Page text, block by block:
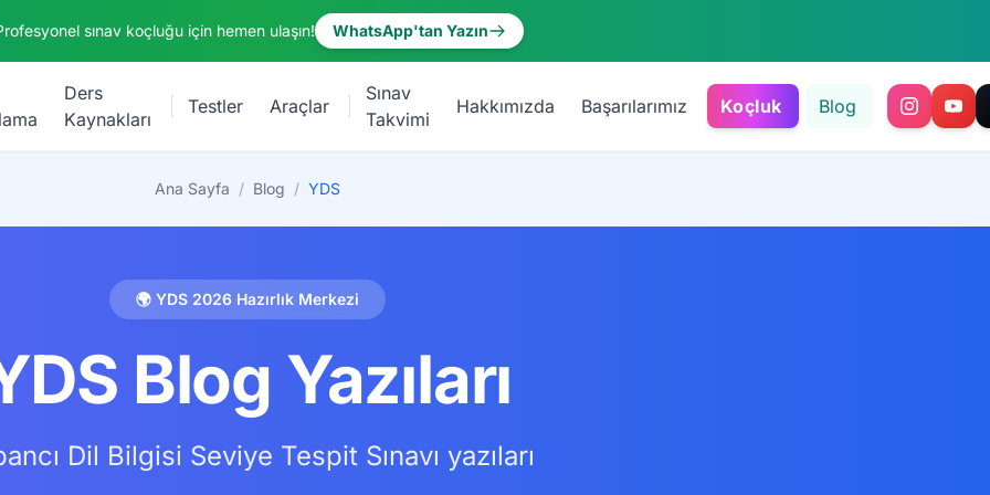
sınav koçluğu için hemen ulaşın! WhatsApp'tan Yazın
Ders
Kaynakları
Testler Araçlar
Sınav
Takvimi
Hakkımızda Başarılarımız Koçluk Blog
Ana Sayfa / Blog / YDS
🌍 YDS 2026 Hazırlık Merkezi
Blog Yazıları
Dil Bilgisi Seviye Tespit Sınavı yazıları